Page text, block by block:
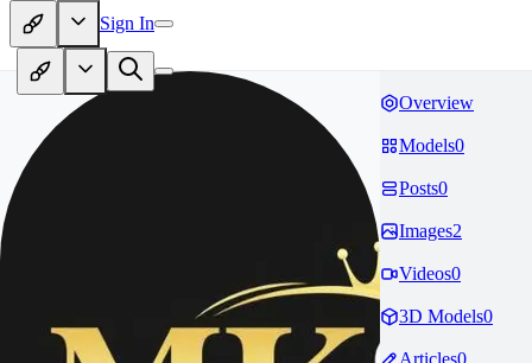
Sign In
Overview
Models0
Posts0
Images2
Videos0
3D Models0
Articles0